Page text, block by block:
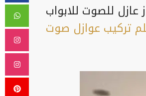
للصوت للابواب
تركيب عوازل صوت